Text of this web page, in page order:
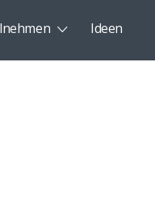
Ideen